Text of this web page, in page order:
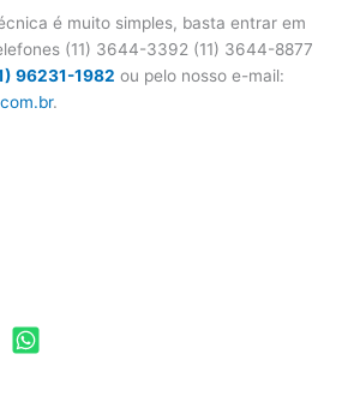
é muito simples, basta entrar em
(11) 3644-3392 (11) 3644-8877
96231-1982 ou pelo nosso e-mail:
.